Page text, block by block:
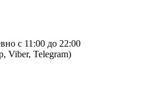
с 11:00 до 22:00
Viber, Telegram)